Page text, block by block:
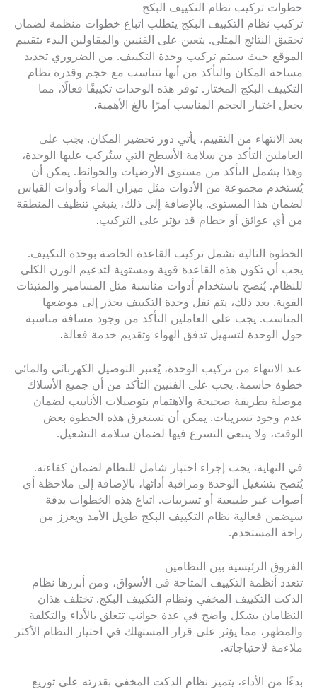
خطوات تركيب نظام التكييف البكج
تركيب نظام التكييف البكج يتطلب اتباع خطوات منظمة لضمان
تحقيق النتائج المثلى. يتعين على الفنيين والمقاولين البدء بتقييم
الموقع حيث سيتم تركيب وحدة التكييف. من الضروري تحديد
مساحة المكان والتأكد من أنها تتناسب مع حجم وقدرة نظام
التكييف البكج المختار. توفر هذه الوحدات تكييفًا فعالًا، مما
يجعل اختيار الحجم المناسب أمرًا بالغ الأهمية.
بعد الانتهاء من التقييم، يأتي دور تحضير المكان. يجب على
العاملين التأكد من سلامة الأسطح التي ستُركب عليها الوحدة،
وهذا يشمل التأكد من مستوى الأرضيات والحوائط. يمكن أن
يُستخدم مجموعة من الأدوات مثل ميزان الماء وأدوات القياس
لضمان هذا المستوى. بالإضافة إلى ذلك، ينبغي تنظيف المنطقة
من أي عوائق أو حطام قد يؤثر على التركيب.
الخطوة التالية تشمل تركيب القاعدة الخاصة بوحدة التكييف.
يجب أن تكون هذه القاعدة قوية ومستوية لتدعيم الوزن الكلي
للنظام. يُنصح باستخدام أدوات مناسبة مثل المسامير والمثبتات
القوية. بعد ذلك، يتم نقل وحدة التكييف بحذر إلى موضعها
المناسب. يجب على العاملين التأكد من وجود مسافة مناسبة
حول الوحدة لتسهيل تدفق الهواء وتقديم خدمة فعالة.
عند الانتهاء من تركيب الوحدة، يُعتبر التوصيل الكهربائي والمائي
خطوة حاسمة. يجب على الفنيين التأكد من أن جميع الأسلاك
موصلة بطريقة صحيحة والاهتمام بتوصيلات الأنابيب لضمان
عدم وجود تسريبات. يمكن أن تستغرق هذه الخطوة بعض
الوقت، ولا ينبغي التسرع فيها لضمان سلامة التشغيل.
في النهاية، يجب إجراء اختبار شامل للنظام لضمان كفاءته.
يُنصح بتشغيل الوحدة ومراقبة أدائها، بالإضافة إلى ملاحظة أي
أصوات غير طبيعية أو تسريبات. اتباع هذه الخطوات بدقة
سيضمن فعالية نظام التكييف البكج طويل الأمد ويعزز من
راحة المستخدم.
الفروق الرئيسية بين النظامين
تتعدد أنظمة التكييف المتاحة في الأسواق، ومن أبرزها نظام
الدكت التكييف المخفي ونظام التكييف البكج. تختلف هذان
النظامان بشكل واضح في عدة جوانب تتعلق بالأداء والتكلفة
والمظهر، مما يؤثر على قرار المستهلك في اختيار النظام الأكثر
ملاءمة لاحتياجاته.
بدءًا من الأداء، يتميز نظام الدكت المخفي بقدرته على توزيع